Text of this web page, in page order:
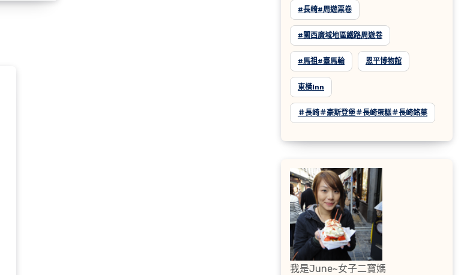
#長崎#周遊票卷
#關西廣域地區鐵路周遊卷
#馬祖#臺馬輪 恩平博物館
東橫inn
＃長崎＃豪斯登堡＃長崎蛋糕＃長崎銘菓
我是June~女子二寶媽